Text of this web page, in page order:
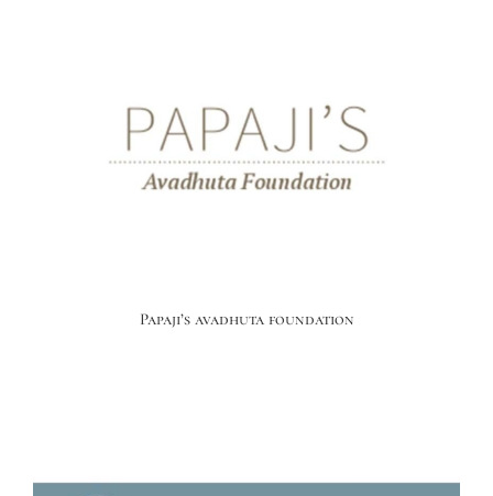
Papaji’s avadhuta foundation